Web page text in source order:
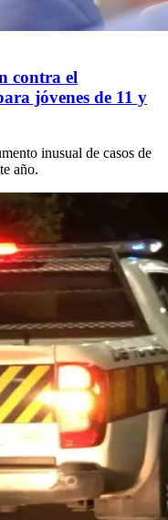
contra el
jóvenes de 11 y
inusual de casos de
año.